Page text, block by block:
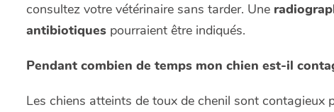
consultez votre vétérinaire sans tarder. Une
antibiotiques pourraient être indiqués.
Pendant combien de temps mon chien est-il
Les chiens atteints de toux de chenil sont contagieux